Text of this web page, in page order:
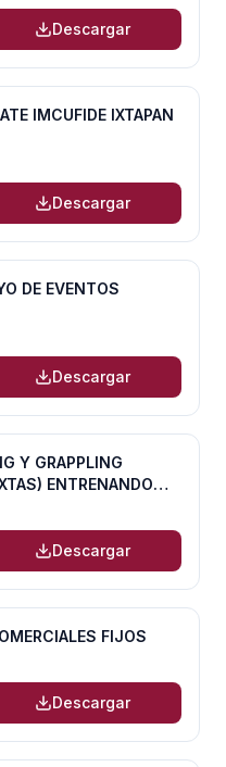
Descargar
IMCUFIDE IXTAPAN
Descargar
DE EVENTOS
Descargar
Y GRAPPLING
ENTRENANDO
Descargar
FIJOS
Descargar